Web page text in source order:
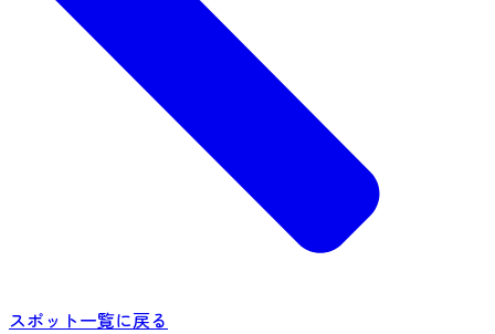
スポット一覧に戻る